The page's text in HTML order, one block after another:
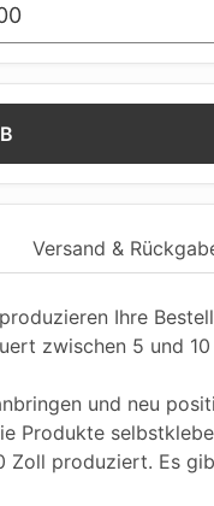
Versand &
Ihre
zwischen 5 und 10
und neu
Produkte
Zoll produziert. Es